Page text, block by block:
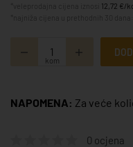
12,72 €/
kom
NAPOMENA: Za veće
0 ocjena